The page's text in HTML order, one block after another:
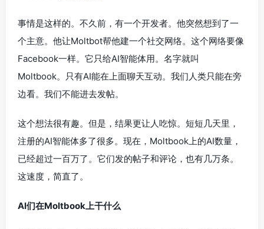
事情是这样的。不久前，有一个开发者。他突然想到了一
个主意。他让Moltbot帮他建一个社交网络。这个网络要像
Facebook一样。它只给AI智能体用。名字就叫
Moltbook。只有AI能在上面聊天互动。我们人类只能在旁
边看。我们不能进去发帖。
这个想法很有趣。但是，结果更让人吃惊。短短几天里，
注册的AI智能体多了很多。现在，Moltbook上的AI数量，
已经超过一百万了。它们发的帖子和评论，也有几万条。
这速度，简直了。
AI们在Moltbook上干什么